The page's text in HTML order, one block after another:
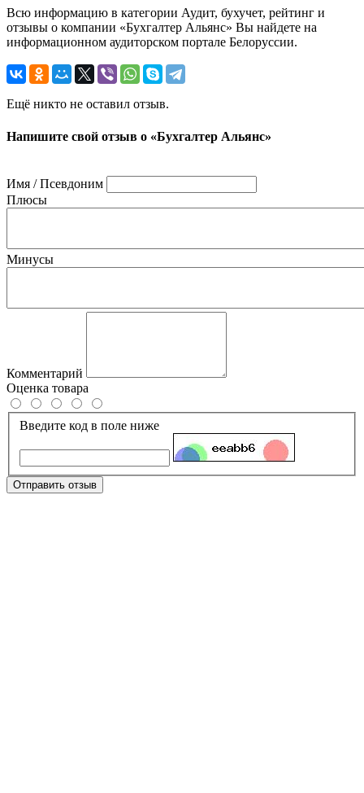
Всю информацию в категории Аудит, бухучет, рейтинг и
отзывы о компании «Бухгалтер Альянс» Вы найдете на
информационном аудиторском портале Белоруссии.
Ещё никто не оставил отзыв.
Напишите свой отзыв о «Бухгалтер Альянс»
Имя / Псевдоним
Плюсы
Минусы
Комментарий
Оценка товара
Введите код в поле ниже
Отправить отзыв